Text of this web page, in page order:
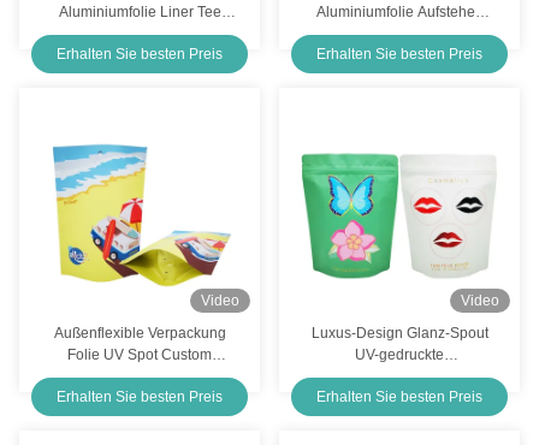
Aluminiumfolie Liner Tee
Stand Up Taschen
Verpackung für frische
Lockerblätter Teeblätter
Erhalten Sie besten Preis
Aluminiumfolie Aufstehen
wiederverwendbare
Lebensmittelbeutel für
Gewürze Snacks
Erhalten Sie besten Preis
Video
Außenflexible Verpackung
Folie UV Spot Custom
Printed Stand Up Bags für
Hühner-Rindfleisch
Erhalten Sie besten Preis
Video
Luxus-Design Glanz-Spout
UV-gedruckte
kundenspezifische wieder
verschließbare Taschen mit
Reißverschluss für
Erhalten Sie besten Preis